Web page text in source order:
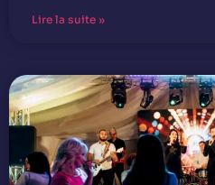
Lire la suite »